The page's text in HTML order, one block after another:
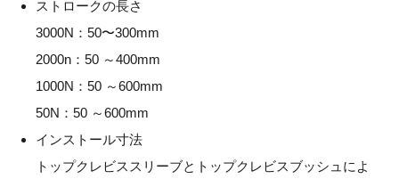
ストロークの長さ
3000N：50〜300mm
2000n：50 ～400mm
1000N：50 ～600mm
50N：50 ～600mm
インストール寸法
トップクレビススリーブとトップクレビスブッシュによ